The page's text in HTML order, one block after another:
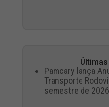
Pamcary lança
Transporte
semestre de 2026